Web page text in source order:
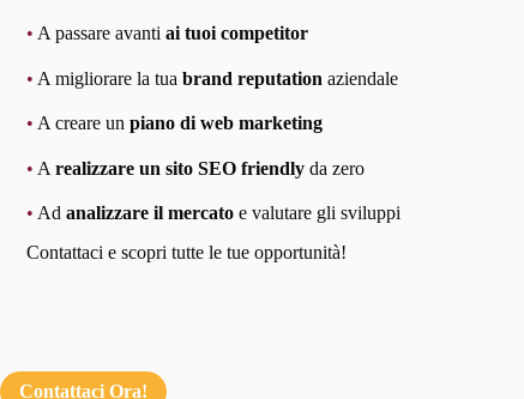
• A passare avanti ai tuoi competitor
• A migliorare la tua brand reputation aziendale
• A creare un piano di web marketing
• A realizzare un sito SEO friendly da zero
• Ad analizzare il mercato e valutare gli sviluppi
Contattaci e scopri tutte le tue opportunità!
Contattaci Ora!